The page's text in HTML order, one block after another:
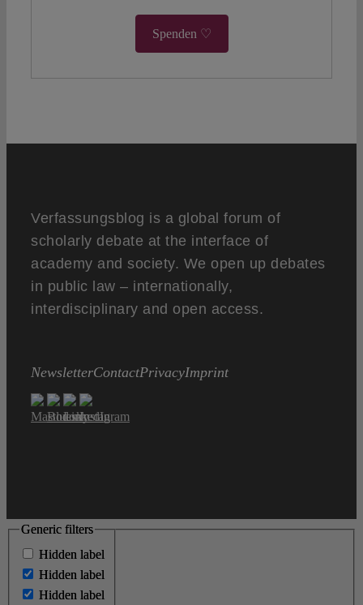
Spenden ♡
Verfassungsblog is a global forum of
scholarly debate at the interface of
academy and society. We open up debates
in public law – internationally,
interdisciplinary and open access.
NewsletterContactPrivacyImprint
Generic filters
Hidden label
Hidden label
Hidden label
Generic filters
Hidden label
Hidden label
Hidden label